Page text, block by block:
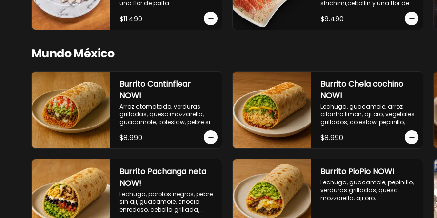
una flor de palta.
$11.490
shichimi,cebollin y una flor de
$9.490
Mundo México
Burrito Cantinflear
NOW!
Arroz atomatado, verduras
grilladas, queso mozzarella,
guacamole, coleslaw, pebre sin
$8.990
Burrito Chela cochino
NOW!
Lechuga, guacamole, arroz
cilantro limon, aji oro, vegetales
grillados, coleslaw, pepinillo,
$8.990
Burrito Pachanga neta
NOW!
Lechuga, porotos negros, pebre
sin aji, guacamole, choclo
enredoso, cebolla grillada,
Burrito PioPio NOW!
Lechuga, guacamole, pepinillo,
verduras grilladas, queso
mozzarella, aji oro,